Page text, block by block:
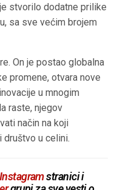
stvorilo dodatne prilike
sa sve većim brojem
On je postao globalna
promene, otvara nove
u mnogim
raste, njegov
način na koji
društvo u celini.
Instagramstranici i